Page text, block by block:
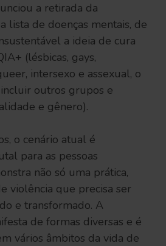
a retirada da
lista de doenças mentais, de
a ideia de cura
(lésbicas, gays,
intersexo e assexual, o
outros grupos e
e gênero).
o cenário atual é
para as pessoas
não só uma prática,
violência que precisa ser
e transformado. A
de formas diversas e é
vários âmbitos da vida de